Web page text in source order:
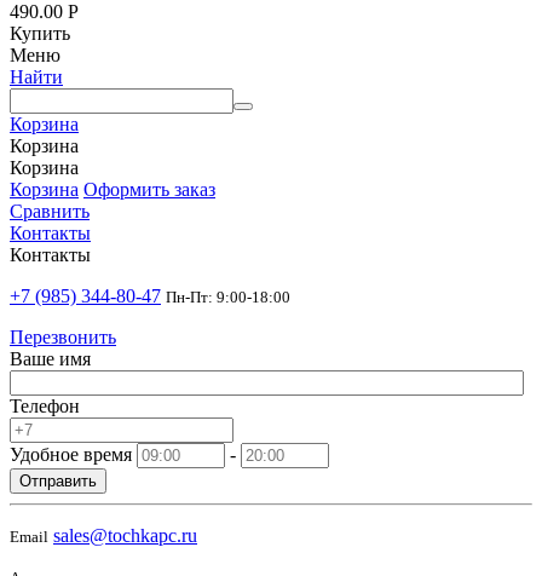
490.00 Р
Купить
Меню
Найти
Корзина
Корзина
Корзина
Корзина Оформить заказ
Сравнить
Контакты
Контакты
+7 (985) 344-80-47 Пн-Пт: 9:00-18:00
Перезвонить
Ваше имя
Телефон
Удобное время -
Отправить
Email sales@tochkapc.ru